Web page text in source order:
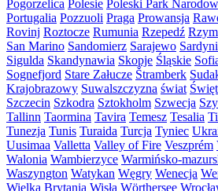
Pogorzelica Polesie Poleski Park
Portugalia Pozzuoli Praga Prowansja
Rovinj Roztocze Rumunia Rzepedź Rzym
San Marino Sandomierz Sarajewo
Sigulda Skandynawia Skopje Śląskie
Sognefjord Stare Załucze Štramberk
Krajobrazowy Suwalszczyzna świat
Szczecin Szkodra Sztokholm Szwecja
Tallinn Taormina Tavira Temesz Tesalia
Tunezja Tunis Turaida Turcja Tyniec
Uusimaa Valletta Valley of Fire Veszprém
Walonia Wambierzyce Warmińsko-
Waszyngton Watykan Węgry Wenecja
Wielka Brytania Wisła Wörthersee